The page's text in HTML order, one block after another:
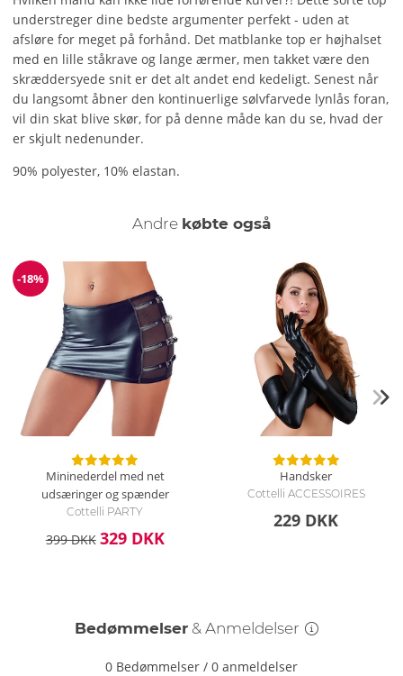
understreger dine bedste argumenter perfekt - uden at
afsløre for meget på forhånd. Det matblanke top er højhalset
med en lille ståkrave og lange ærmer, men takket være den
skræddersyede snit er det alt andet end kedeligt. Senest når
du langsomt åbner den kontinuerlige sølvfarvede lynlås foran,
vil din skat blive skør, for på denne måde kan du se, hvad der
er skjult nedenunder.
90% polyester, 10% elastan.
Andre købte også
Rabat
-18%
Mininederdel med net
udsæringer og spænder
Cottelli PARTY
399 DKK 329 DKK
Handsker
Cottelli ACCESSOIRES
229 DKK
Bedømmelser & Anmeldelser
0 Bedømmelser / 0 anmeldelser